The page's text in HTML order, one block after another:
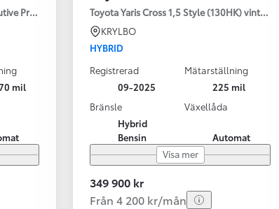
Nya GR GT
The soul lives on
Premium Drag 360-kamera JBL
mil
Toyota Yaris Cross 1,5 Style (130HK) vinterhjul
KRYLBO
HYBRID
Registrerad
09-2025
Mätarställning
225 mil
Bränsle
Hybrid
Bensin
Växellåda
Automat
Visa mer
349 900 kr
Från 4 200 kr/mån